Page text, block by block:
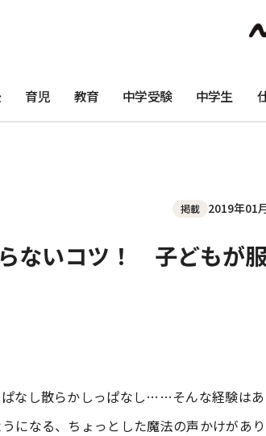
育児 教育 中学受験 中学生
掲載 2019年01
ないコツ！ 子どもが
ぱなし散らかしっぱなし……そんな経験は
になる、ちょっとした魔法の声かけがあ